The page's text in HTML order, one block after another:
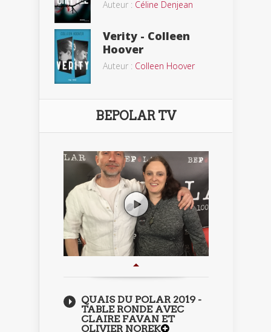
Auteur : Céline Denjean
Verity - Colleen
Hoover
Auteur : Colleen Hoover
BEPOLAR TV
QUAIS DU POLAR 2019 -
TABLE RONDE AVEC
CLAIRE FAVAN ET
OLIVIER NOREK